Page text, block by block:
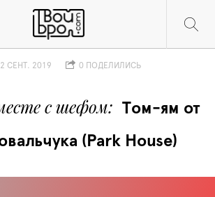
с шефом
Том-ям от
(Park House)
СЕНТ. 2019 0 ПОДЕЛИЛИСЬ